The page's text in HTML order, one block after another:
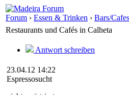
Forum › Essen & Trinken › Bars/
Restaurants und Cafés in Calheta
Antwort schreiben
23.04.12 14:22
Espressosucht